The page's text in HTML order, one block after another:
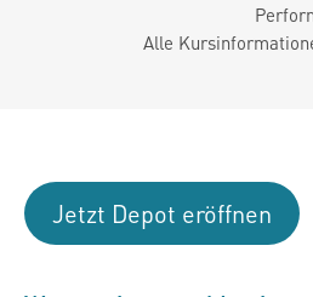
Alle
Jetzt Depot eröffnen